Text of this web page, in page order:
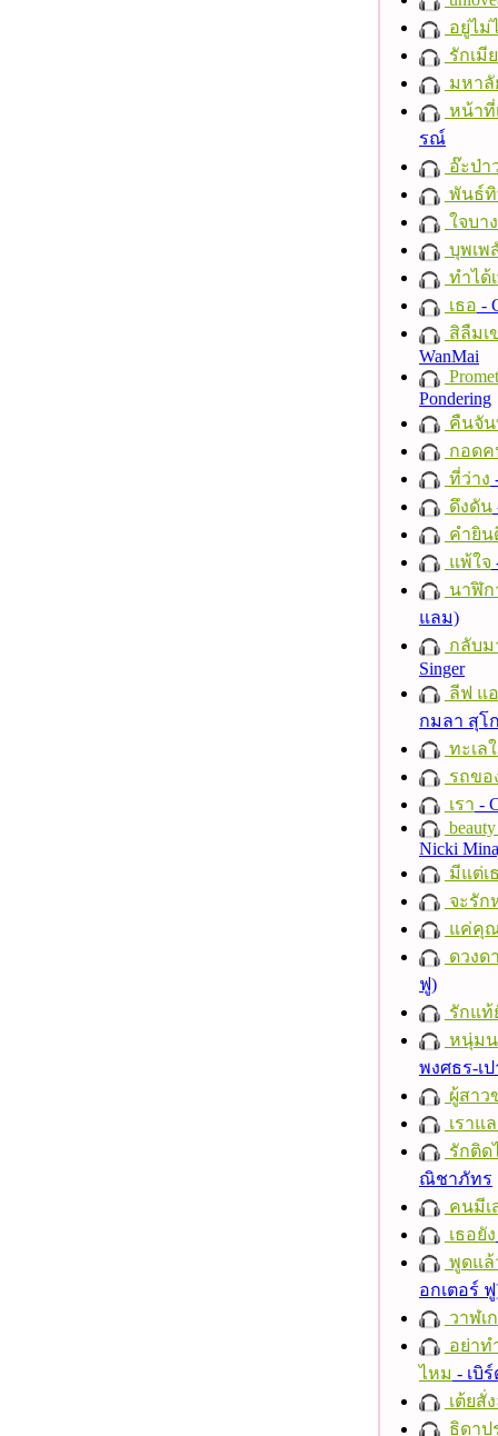
อยู่ไม่
รักเมี
มหาลั
หน้าที่
รณ์
อ๊ะป่า
พันธ์
ใจบาง
บุพเพ
ทำได้
เธอ -
สิลืมเ
WanMai
Pondering
คืนจั
กอดค
ที่ว่าง
ดึงดัน
คำยิน
แพ้ใจ
นาฬิก
แลม)
กลับม
Singer
ลีฟ แอ
กมลา สุโ
ทะเล
รถขอ
เรา -
Nicki
มีแต่เ
จะรัก
แค่คุ
ดวงด
ฟู)
รักแท้
หนุ่มน
พงศธร-เ
ผู้สาว
เราแ
รักติด
ณิชาภัทร
คนมีเ
เธอยัง
พูดแล้
อกเตอร์
วาฬเ
อย่าท
ไหม - เบิ
เต้ยสั่
ธิดาป